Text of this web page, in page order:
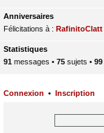
Anniversaires
Félicitations à : RafinitoClatt
Statistiques
91 messages • 75 sujets • 99
Connexion • Inscription